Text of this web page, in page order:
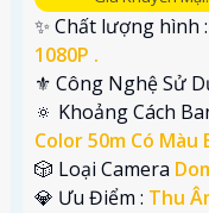
✨ Chất lượng hình :
1080P .
⚜️ Công Nghệ Sử
🔅 Khoảng Cách
Color 50m Có Màu
🎲 Loại Camera
️💎 Ưu Điểm : Thu